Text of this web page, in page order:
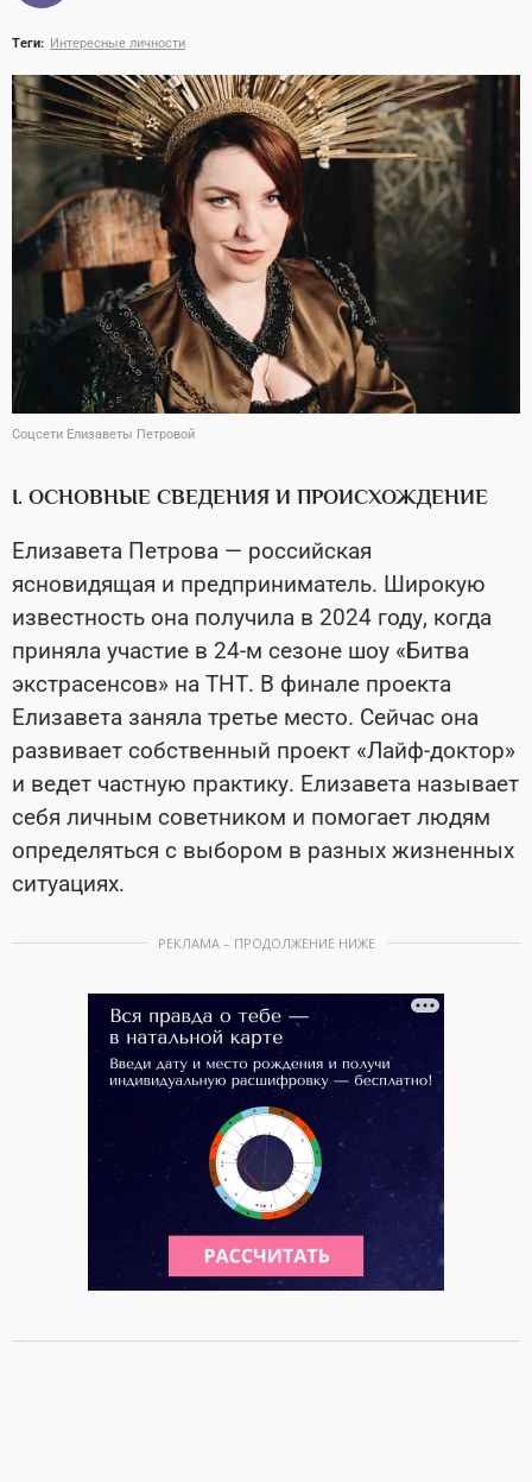
Теги: Интересные личности
Соцсети Елизаветы Петровой
I. ОСНОВНЫЕ СВЕДЕНИЯ И ПРОИСХОЖДЕНИЕ
Елизавета Петрова — российская
ясновидящая и предприниматель. Широкую
известность она получила в 2024 году, когда
приняла участие в 24-м сезоне шоу «Битва
экстрасенсов» на ТНТ. В финале проекта
Елизавета заняла третье место. Сейчас она
развивает собственный проект «Лайф-доктор»
и ведет частную практику. Елизавета называет
себя личным советником и помогает людям
определяться с выбором в разных жизненных
ситуациях.
РЕКЛАМА – ПРОДОЛЖЕНИЕ НИЖЕ